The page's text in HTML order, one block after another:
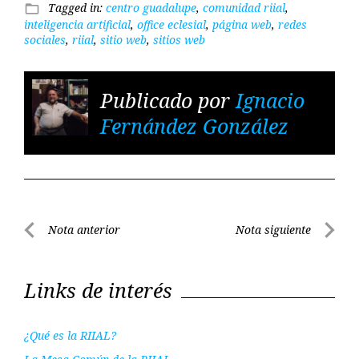
folder_open Tagged in: centro guadalupe, comunidad riial,
inteligencia artificial, office eclesial, página web, redes
sociales, riial, sitio web, sitios web
Publicado porIgnacio
Fernández González
Navegación
Nota anterior Nota siguiente
Links de interés
¿Qué es la RIIAL?